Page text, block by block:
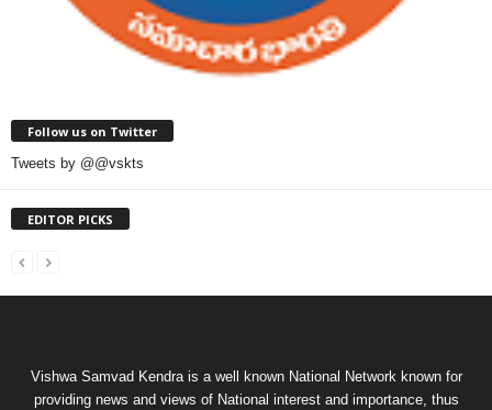
Follow us on Twitter
Tweets by @@vskts
EDITOR PICKS
Vishwa Samvad Kendra is a well known National Network known for
providing news and views of National interest and importance, thus